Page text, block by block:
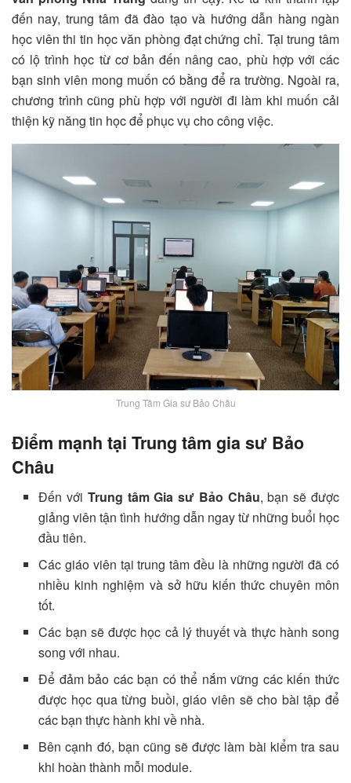
đến nay, trung tâm đã đào tạo và hướng dẫn hàng ngàn
học viên thi tin học văn phòng đạt chứng chỉ. Tại trung tâm
có lộ trình học từ cơ bản đến nâng cao, phù hợp với các
bạn sinh viên mong muốn có bằng để ra trường. Ngoài ra,
chương trình cũng phù hợp với người đi làm khi muốn cải
thiện kỹ năng tin học để phục vụ cho công việc.
Trung Tâm Gia sư Bảo Châu
Điểm mạnh tại Trung tâm gia sư Bảo
Châu
Đến với Trung tâm Gia sư Bảo Châu, bạn sẽ được
giảng viên tận tình hướng dẫn ngay từ những buổi học
đầu tiên.
Các giáo viên tại trung tâm đều là những người đã có
nhiều kinh nghiệm và sở hữu kiến thức chuyên môn
tốt.
Các bạn sẽ được học cả lý thuyết và thực hành song
song với nhau.
Để đảm bảo các bạn có thể nắm vững các kiến thức
được học qua từng buồi, giáo viên sẽ cho bài tập để
các bạn thực hành khi về nhà.
Bên cạnh đó, bạn cũng sẽ được làm bài kiểm tra sau
khi hoàn thành mỗi module.